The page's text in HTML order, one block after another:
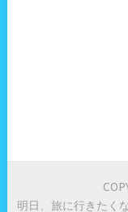
明日、旅に行きたく